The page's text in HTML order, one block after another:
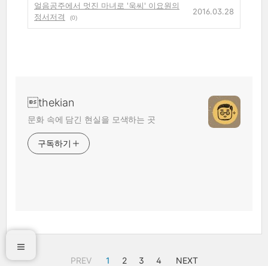
얼음공주에서 멋진 마녀로 '욱씨' 이요원의
정서저격
(0)
2016.03.28
thekian
문화 속에 담긴 현실을 모색하는 곳
구독하기
PREV 1 2 3 4 NEXT